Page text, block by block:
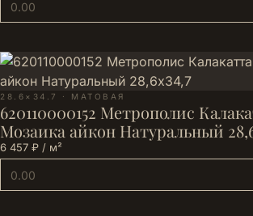
28.6×34.7 · МАТОВАЯ
620110000152 Метрополис
Мозаика айкон Натуральный
6 457 ₽ / м²